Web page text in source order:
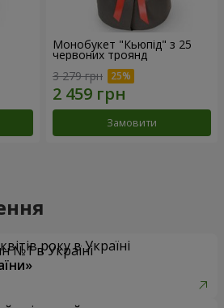
Монобукет "Кьюпід" з 25
червоних троянд
3 279 грн
Замовити
року в Україні